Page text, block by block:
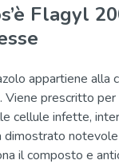
Flagyl
appartiene alla
Viene prescritto
cellule infette,
il composto e